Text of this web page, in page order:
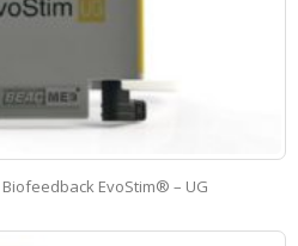
EvoStim® – UG